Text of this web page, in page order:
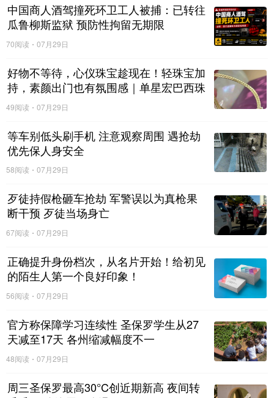
中国商人酒驾撞死环卫工人被捕：已转往
瓜鲁柳斯监狱 预防性拘留无期限
70阅读 07月29日
好物不等待，心仪珠宝趁现在！轻珠宝加
持，素颜出门也有氛围感｜单星宏巴西珠
宝缘
49阅读 07月29日
等车别低头刷手机 注意观察周围 遇抢劫
优先保人身安全
58阅读 07月29日
歹徒持假枪砸车抢劫 军警误以为真枪果
断干预 歹徒当场身亡
67阅读 07月29日
正确提升身份档次，从名片开始！给初见
的陌生人第一个良好印象！
56阅读 07月29日
官方称保障学习连续性 圣保罗学生从27
天减至17天 各州缩减幅度不一
48阅读 07月29日
周三圣保罗最高30°C创近期新高 夜间转